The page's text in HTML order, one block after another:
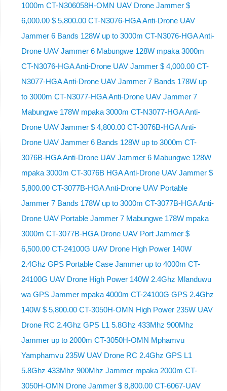
1000m CT-N306058H-OMN UAV Drone Jammer $
6,000.00 $ 5,800.00 CT-N3076-HGA Anti-Drone UAV
Jammer 6 Bands 128W up to 3000m CT-N3076-HGA ​​Anti-
Drone UAV Jammer 6 Mabungwe 128W mpaka 3000m
CT-N3076-HGA ​​Anti-Drone UAV Jammer $ 4,000.00 CT-
N3077-HGA Anti-Drone UAV Jammer 7 Bands 178W up
to 3000m CT-N3077-HGA Anti-Drone UAV Jammer 7
Mabungwe 178W mpaka 3000m CT-N3077-HGA Anti-
Drone UAV Jammer $ 4,800.00 CT-3076B-HGA Anti-
Drone UAV Jammer 6 Bands 128W up to 3000m CT-
3076B-HGA Anti-Drone UAV Jammer 6 Mabungwe 128W
mpaka 3000m CT-3076B HGA Anti-Drone UAV Jammer $
5,800.00 CT-3077B-HGA Anti-Drone UAV Portable
Jammer 7 Bands 178W up to 3000m CT-3077B-HGA Anti-
Drone UAV Portable Jammer 7 Mabungwe 178W mpaka
3000m CT-3077B-HGA Drone UAV Port Jammer $
6,500.00 CT-24100G UAV Drone High Power 140W
2.4Ghz GPS Portable Case Jammer up to 4000m CT-
24100G UAV Drone High Power 140W 2.4Ghz Mlanduwu
wa GPS Jammer mpaka 4000m CT-24100G GPS 2.4Ghz
140W $ 5,800.00 CT-3050H-OMN High Power 235W UAV
Drone RC 2.4Ghz GPS L1 5.8Ghz 433Mhz 900Mhz
Jammer up to 2000m CT-3050H-OMN Mphamvu
Yamphamvu 235W UAV Drone RC 2.4Ghz GPS L1
5.8Ghz 433Mhz 900Mhz Jammer mpaka 2000m CT-
3050H-OMN Drone Jammer $ 8,800.00 CT-6067-UAV